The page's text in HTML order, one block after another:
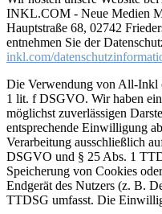
INKL.COM - Neue Medien
Hauptstraße 68, 02742
entnehmen Sie der
inkl.com/
Die Verwendung von All-Inkl
1 lit. f DSGVO. Wir haben ein
möglichst zuverlässigen
entsprechende Einwilligung
Verarbeitung ausschließlich
DSGVO und § 25 Abs. 1
Speicherung von Cookies
Endgerät des Nutzers (z. B.
TTDSG umfasst. Die